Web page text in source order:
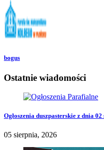
bogus
Ostatnie wiadomości
Ogłoszenia duszpasterskie z dnia
05 sierpnia, 2026